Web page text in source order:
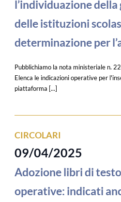
l’individuazione
delle istituzioni
determinazione per
Pubblichiamo la nota ministeriale n.
Elenca le indicazioni operative per
piattaforma [...]
CIRCOLARI
09/04/2025
Adozione libri di
operative: indicati